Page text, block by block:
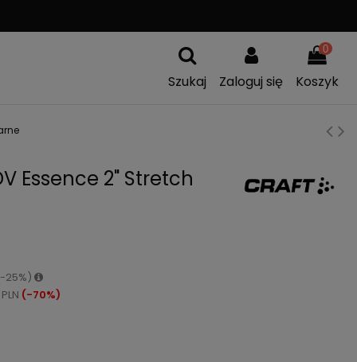
Szukaj Zaloguj się
0
Koszyk
Essence 2" Stretch
25%)
(-70%)